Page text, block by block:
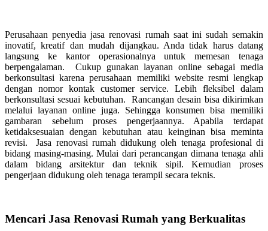
Perusahaan penyedia jasa renovasi rumah saat ini sudah semakin
inovatif, kreatif dan mudah dijangkau. Anda tidak harus datang
langsung ke kantor operasionalnya untuk memesan tenaga
berpengalaman. Cukup gunakan layanan online sebagai media
berkonsultasi karena perusahaan memiliki website resmi lengkap
dengan nomor kontak customer service. Lebih fleksibel dalam
berkonsultasi sesuai kebutuhan. Rancangan desain bisa dikirimkan
melalui layanan online juga. Sehingga konsumen bisa memiliki
gambaran sebelum proses pengerjaannya. Apabila terdapat
ketidaksesuaian dengan kebutuhan atau keinginan bisa meminta
revisi. Jasa renovasi rumah didukung oleh tenaga profesional di
bidang masing-masing. Mulai dari perancangan dimana tenaga ahli
dalam bidang arsitektur dan teknik sipil. Kemudian proses
pengerjaan didukung oleh tenaga terampil secara teknis.
Mencari Jasa Renovasi Rumah yang Berkualitas